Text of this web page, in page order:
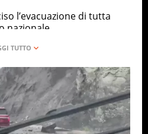
l’evacuazione di tutta
nazionale